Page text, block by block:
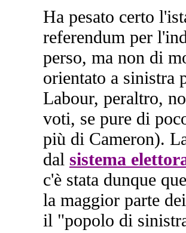
Ha pesato certo
referendum per
perso, ma non di
orientato a sinistra
Labour, peraltro,
voti, se pure di
più di Cameron).
dal sistema
c'è stata dunque
la maggior parte
il "popolo di